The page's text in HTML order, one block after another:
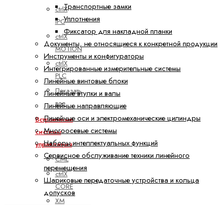
ctrlX
IPC
ctrlX
MOTION
ctrlX
PLC
Показать
все
Встроенные
системы
управления
CML
ctrlX
CORE
XM
Транспортные замки
Уплотнения
Фиксатор для накладной планки
Документы, не относящиеся к конкретной продукции
Инструменты и конфигураторы
Интегрированные измерительные системы
Линейные винтовые блоки
Линейные втулки и валы
Линейные направляющие
Линейные оси и электромеханические цилиндры
Многоосевые системы
Наборы интеллектуальных функций
Сервисное обслуживание техники линейного
перемещения
Шариковые передаточные устройства и кольца
допусков